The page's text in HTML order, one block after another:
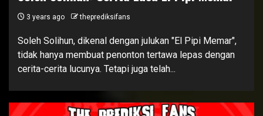
3 years ago theprediksifans
Soleh Solihun, dikenal dengan julukan "El Pipi Memar",
tidak hanya membuat penonton tertawa lepas dengan
cerita-cerita lucunya. Tetapi juga telah...